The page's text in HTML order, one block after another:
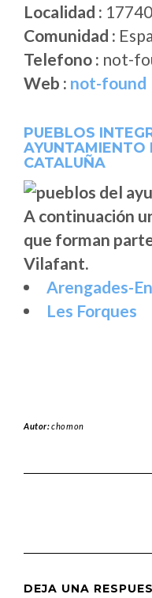
Localidad :
Comunidad :
Telefono : not-
Web : not-found
PUEBLOS
AYUNTAMIENTO
CATALUÑA
A continuación
que forman
Vilafant.
Arengades-
Les Forques
Autor:chomon
DEJA UNA